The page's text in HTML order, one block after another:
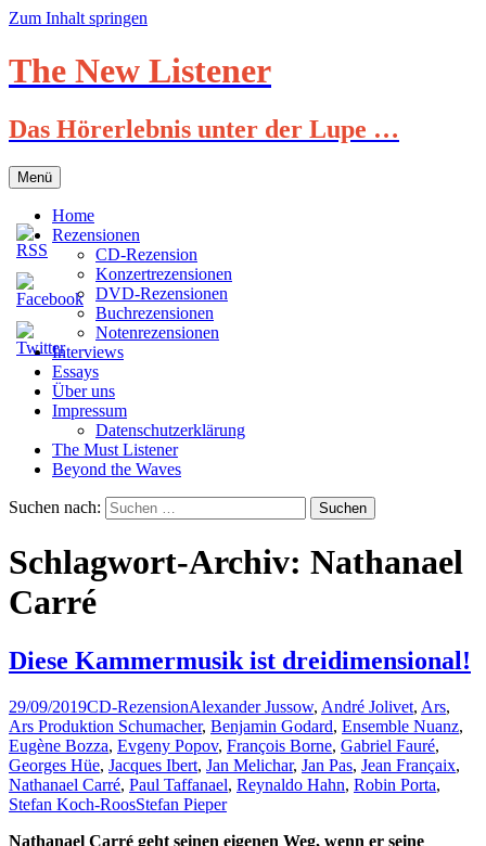
Zum Inhalt springen
The New Listener
Das Hörerlebnis unter der Lupe …
Menü
Home
Rezensionen
CD-Rezension
Konzertrezensionen
DVD-Rezensionen
Buchrezensionen
Notenrezensionen
Interviews
Essays
Über uns
Impressum
Datenschutzerklärung
The Must Listener
Beyond the Waves
Suchen nach:
Schlagwort-Archiv: Nathanael
Carré
Diese Kammermusik ist dreidimensional!
29/09/2019CD-RezensionAlexander Jussow, André Jolivet, Ars,
Ars Produktion Schumacher, Benjamin Godard, Ensemble Nuanz,
Eugène Bozza, Evgeny Popov, François Borne, Gabriel Fauré,
Georges Hüe, Jacques Ibert, Jan Melichar, Jan Pas, Jean Françaix,
Nathanael Carré, Paul Taffanael, Reynaldo Hahn, Robin Porta,
Stefan Koch-RoosStefan Pieper
Nathanael Carré geht seinen eigenen Weg, wenn er seine